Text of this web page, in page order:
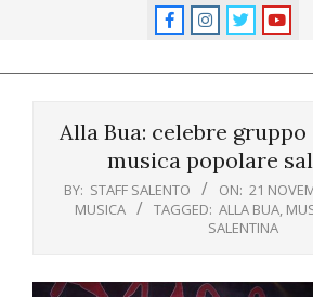
Alla Bua: celebre
musica popolare
BY: STAFF SALENTO ON: 21
MUSICA
TAGGED: ALLA BUA,
SALENTINA